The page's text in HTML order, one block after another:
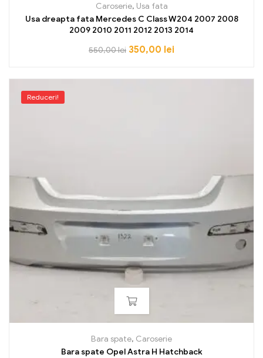
Caroserie, Usa fata
Usa dreapta fata Mercedes C Class W204 2007 2008
2009 2010 2011 2012 2013 2014
550,00lei 350,00 lei
Reduceri!
Bara spate, Caroserie
Bara spate Opel Astra H Hatchback